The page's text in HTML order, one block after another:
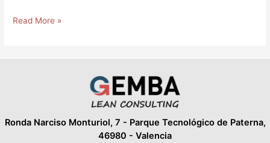
Read More »
Ronda Narciso Monturiol, 7 - Parque Tecnológico de Paterna,
46980 - Valencia